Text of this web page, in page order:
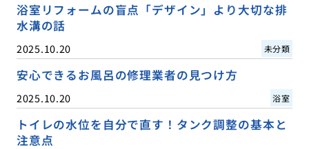
浴室リフォームの盲点「デザイン」より大切な排
水溝の話
2025.10.20 未分類
安心できるお風呂の修理業者の見つけ方
2025.10.20 浴室
トイレの水位を自分で直す！タンク調整の基本と
注意点